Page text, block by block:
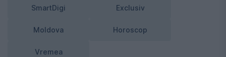
SmartDigi Exclusiv
Moldova Horoscop
Vremea